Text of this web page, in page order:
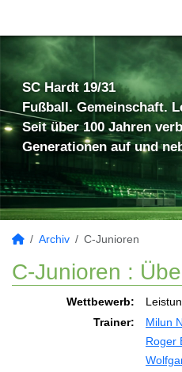
SC Hardt 19/31
Fußball. Gemeinschaft.
Seit über 100 Jahren
Generationen auf und
Archiv C-Junioren
C-Junioren :
Wettbewerb:
Trainer:
Milun
Roger